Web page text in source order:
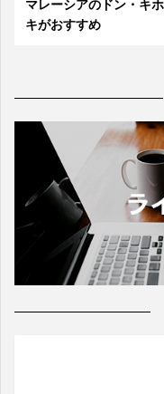
マレーシアのドン・キ
キがおすすめ